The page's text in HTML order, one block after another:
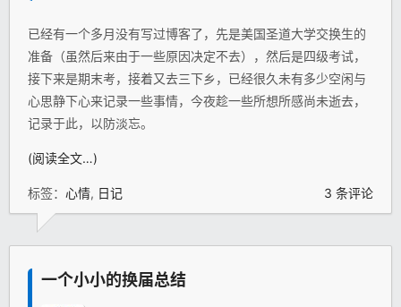
已经有一个多月没有写过博客了，先是美国圣道大学交换生的
准备（虽然后来由于一些原因决定不去），然后是四级考试，
接下来是期末考，接着又去三下乡，已经很久未有多少空闲与
心思静下心来记录一些事情，今夜趁一些所想所感尚未逝去，
记录于此，以防淡忘。
(阅读全文…)
标签： 心情, 日记 3 条评论
一个小小的换届总结